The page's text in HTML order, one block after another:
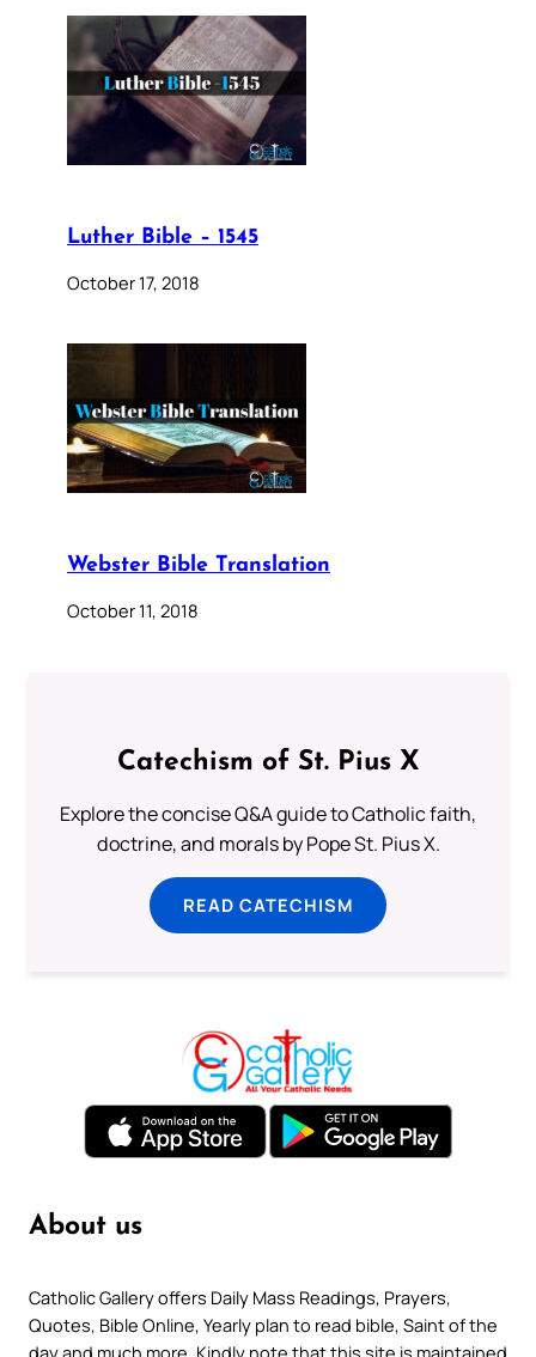
Luther Bible – 1545
October 17, 2018
Webster Bible Translation
October 11, 2018
Catechism of St. Pius X
Explore the concise Q&A guide to Catholic faith,
doctrine, and morals by Pope St. Pius X.
READ CATECHISM
About us
Catholic Gallery offers Daily Mass Readings, Prayers,
Quotes, Bible Online, Yearly plan to read bible, Saint of the